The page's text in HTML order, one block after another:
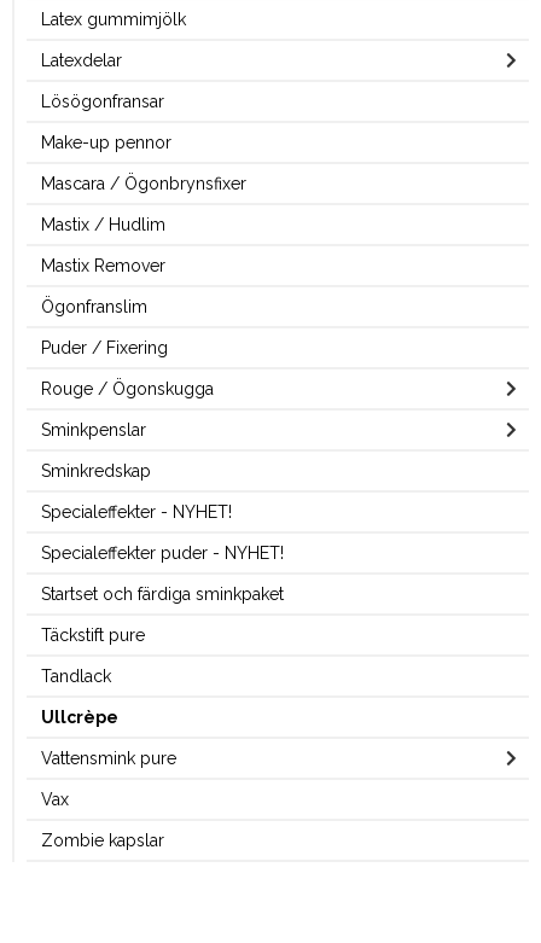
Latex gummimjölk
Latexdelar
Lösögonfransar
Make-up pennor
Mascara / Ögonbrynsfixer
Mastix / Hudlim
Mastix Remover
Ögonfranslim
Puder / Fixering
Rouge / Ögonskugga
Sminkpenslar
Sminkredskap
Specialeffekter - NYHET!
Specialeffekter puder - NYHET!
Startset och färdiga sminkpaket
Täckstift pure
Tandlack
Ullcrèpe
Vattensmink pure
Vax
Zombie kapslar